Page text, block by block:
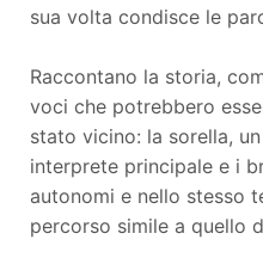
sua volta condisce le
Raccontano la storia,
voci che potrebbero
stato vicino: la sorella,
interprete principale e i
autonomi e nello stesso
percorso simile a quello